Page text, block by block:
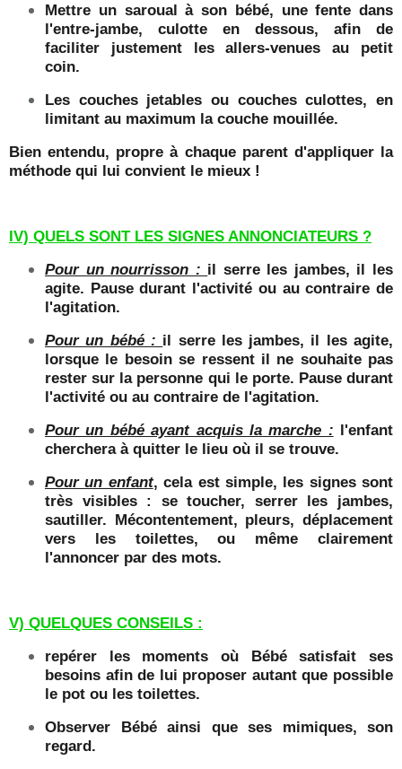
Mettre un saroual à son bébé, une fente dans
l'entre-jambe, culotte en dessous, afin de
faciliter justement les allers-venues au petit
coin.
Les couches jetables ou couches culottes, en
limitant au maximum la couche mouillée.
Bien entendu, propre à chaque parent d'appliquer la
méthode qui lui convient le mieux !
IV) QUELS SONT LES SIGNES ANNONCIATEURS ?
Pour un nourrisson : il serre les jambes, il les
agite. Pause durant l'activité ou au contraire de
l'agitation.
Pour un bébé : il serre les jambes, il les agite,
lorsque le besoin se ressent il ne souhaite pas
rester sur la personne qui le porte. Pause durant
l'activité ou au contraire de l'agitation.
Pour un bébé ayant acquis la marche : l'enfant
cherchera à quitter le lieu où il se trouve.
Pour un enfant, cela est simple, les signes sont
très visibles : se toucher, serrer les jambes,
sautiller. Mécontentement, pleurs, déplacement
vers les toilettes, ou même clairement
l'annoncer par des mots.
V) QUELQUES CONSEILS :
repérer les moments où Bébé satisfait ses
besoins afin de lui proposer autant que possible
le pot ou les toilettes.
Observer Bébé ainsi que ses mimiques, son
regard.